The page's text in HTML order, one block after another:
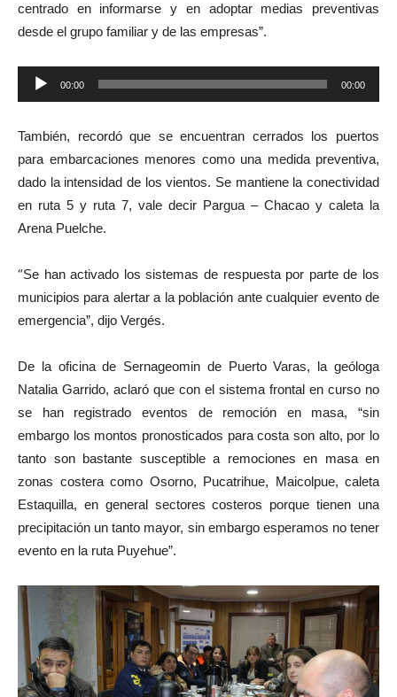
centrado en informarse y en adoptar medias preventivas
desde el grupo familiar y de las empresas”.
Reproductor
de
00:00 00:00
También, recordó que se encuentran cerrados los puertos
para embarcaciones menores como una medida preventiva,
dado la intensidad de los vientos. Se mantiene la conectividad
en ruta 5 y ruta 7, vale decir Pargua – Chacao y caleta la
Arena Puelche.
“Se han activado los sistemas de respuesta por parte de los
municipios para alertar a la población ante cualquier evento de
emergencia”, dijo Vergés.
De la oficina de Sernageomin de Puerto Varas, la geóloga
Natalia Garrido, aclaró que con el sistema frontal en curso no
se han registrado eventos de remoción en masa, “sin
embargo los montos pronosticados para costa son alto, por lo
tanto son bastante susceptible a remociones en masa en
zonas costera como Osorno, Pucatrihue, Maicolpue, caleta
Estaquilla, en general sectores costeros porque tienen una
precipitación un tanto mayor, sin embargo esperamos no tener
evento en la ruta Puyehue”.